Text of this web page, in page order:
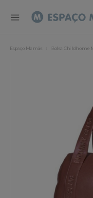
Espaço Mamãs Bolsa Childhome